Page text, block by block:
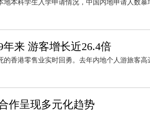
地本科学生入学申请情况，中国内地申请人数
来 游客增长近26.4倍
的香港零售业实时回勇。去年内地个人游旅客高
作呈现多元化趋势